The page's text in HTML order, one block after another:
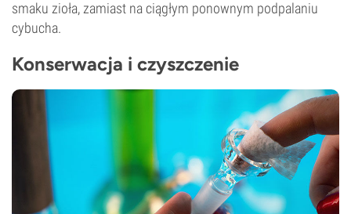
smaku zioła, zamiast na ciągłym ponownym podpalaniu
cybucha.
Konserwacja i czyszczenie